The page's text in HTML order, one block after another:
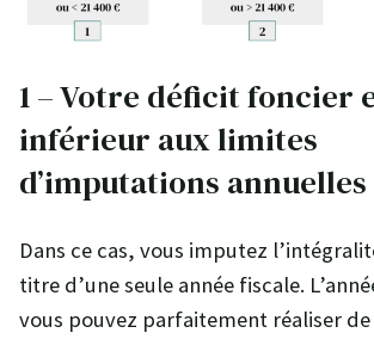
1 – Votre déficit foncier
inférieur aux limites
d’imputations annuelles
Dans ce cas, vous imputez
titre d’une seule année fiscale.
vous pouvez parfaitement réaliser de